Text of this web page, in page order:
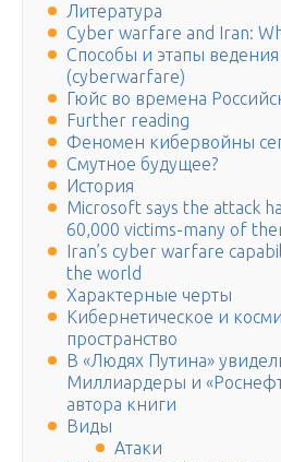
Литература
Cyber warfare and Iran:
Способы и этапы
(cyberwarfare)
Гюйс во времена
Further reading
Феномен кибервойны
Смутное будущее?
История
Microsoft says the attack
60,000 victims-many of
Iran’s cyber warfare
the world
Характерные черты
Кибернетическое и
пространство
В «Людях Путина»
Миллиардеры и
автора книги
Виды
Атаки